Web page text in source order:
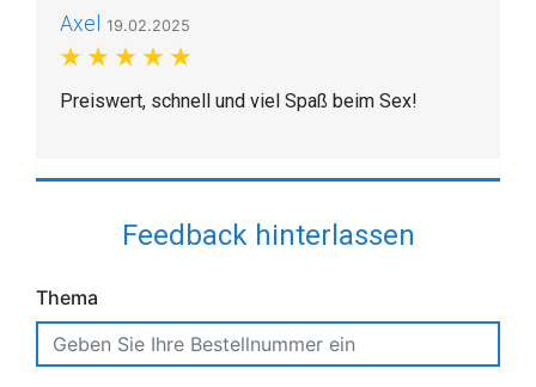
Axel 19.02.2025
Preiswert, schnell und viel Spaß beim Sex!
Feedback hinterlassen
Thema